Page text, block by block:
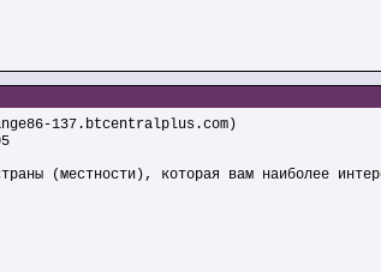
137.btcentralplus.com)
(местности), которая вам наиболее